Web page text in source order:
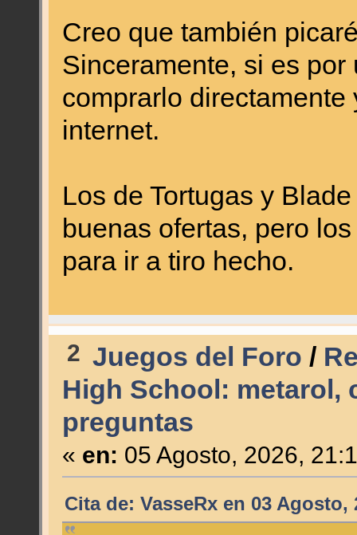
Creo que también
Sinceramente, si es
comprarlo
internet.
Los de Tortugas y
buenas ofertas, pero
para ir a tiro hecho.
2 Juegos del Foro /
High School: metarol,
preguntas
« en: 05 Agosto, 2026,
Cita de: VasseRx en 03 Agosto,